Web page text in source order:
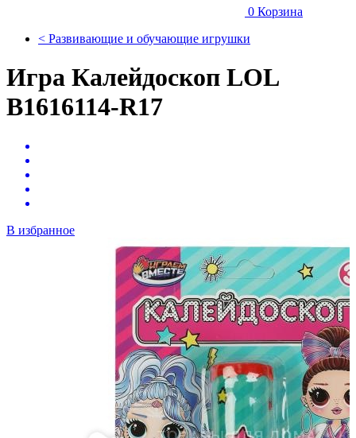
0 Корзина
< Развивающие и обучающие игрушки
Игра Калейдоскоп LOL
B1616114-R17
В избранное